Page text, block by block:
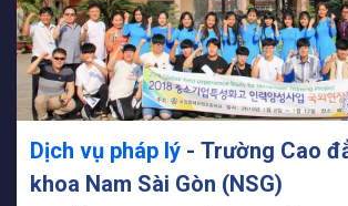
Dịch vụ pháp lý - Trường Cao
khoa Nam Sài Gòn (NSG)